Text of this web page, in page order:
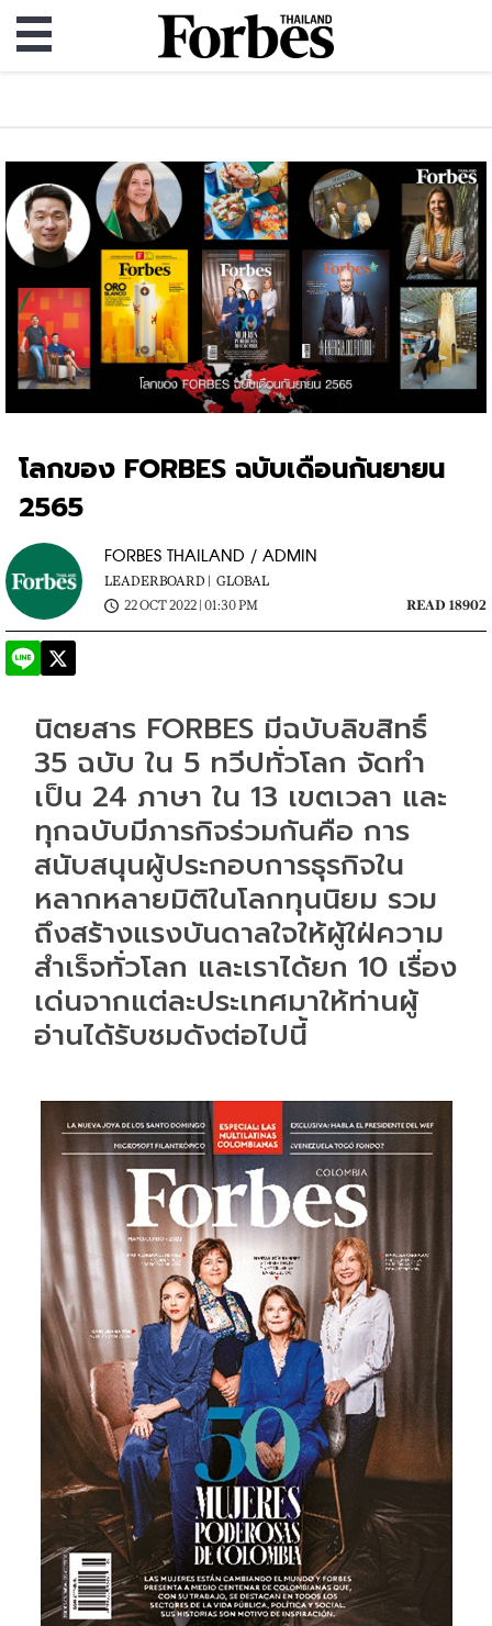
โลกของ FORBES ฉบับเดือนกันยายน
2565
FORBES THAILAND / ADMIN
LEADERBOARD |
GLOBAL
22 OCT 2022 | 01:30 PM
READ 18902
นิตยสาร FORBES มีฉบับลิขสิทธิ์
35 ฉบับ ใน 5 ทวีปทั่วโลก จัดทำ
เป็น 24 ภาษา ใน 13 เขตเวลา และ
ทุกฉบับมีภารกิจร่วมกันคือ การ
สนับสนุนผู้ประกอบการธุรกิจใน
หลากหลายมิติในโลกทุนนิยม รวม
ถึงสร้างแรงบันดาลใจให้ผู้ใฝ่ความ
สำเร็จทั่วโลก และเราได้ยก 10 เรื่อง
เด่นจากแต่ละประเทศมาให้ท่านผู้
อ่านได้รับชมดังต่อไปนี้